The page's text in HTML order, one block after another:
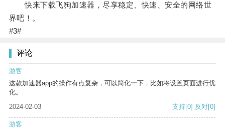
快来下载飞狗加速器，尽享稳定、快速、安全的网络世
界吧！。
#3#
评论
游客
这款加速器app的操作有点复杂，可以简化一下，比如将设置页面进行优
化。
2024-02-03
支持[0] 反对[0]
游客